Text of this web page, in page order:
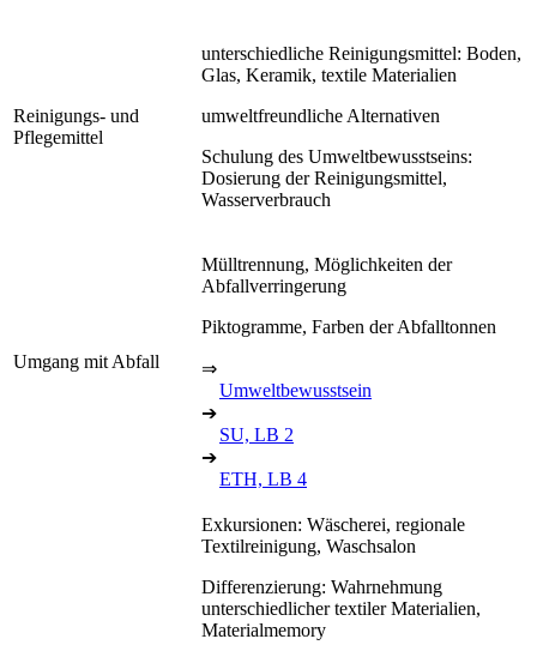
Reinigungs- und
Pflegemittel
unterschiedliche Reinigungsmittel: Boden,
Glas, Keramik, textile Materialien
umweltfreundliche Alternativen
Schulung des Umweltbewusstseins:
Dosierung der Reinigungsmittel,
Wasserverbrauch
Umgang mit Abfall
Mülltrennung, Möglichkeiten der
Abfallverringerung
Piktogramme, Farben der Abfalltonnen
⇒
Umweltbewusstsein
➔
SU, LB 2
➔
ETH, LB 4
Exkursionen: Wäscherei, regionale
Textilreinigung, Waschsalon
Differenzierung: Wahrnehmung
unterschiedlicher textiler Materialien,
Materialmemory